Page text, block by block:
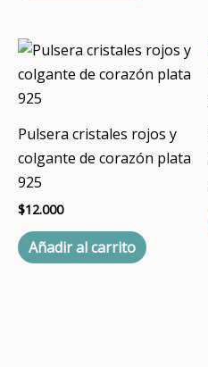
Pulsera cristales rojos y
colgante de corazón plata
925
$12.000
Añadir al carrito